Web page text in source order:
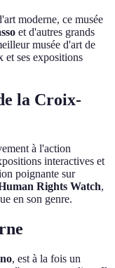
moderne, ce musée
et d'autres grands
musée d'art de
et ses expositions
la Croix-
à l'action
interactives et
poignante sur
Rights Watch,
en son genre.
, est à la fois un